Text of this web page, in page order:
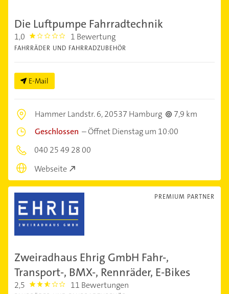
Die Luftpumpe Fahrradtechnik
1,0 1.0 1 Bewertung
FAHRRÄDER UND FAHRRADZUBEHÖR
E-Mail
Hammer Landstr. 6,20537 Hamburg
7,9 km
Geschlossen –Öffnet Dienstag um 10:00
040 25 49 28 00
Webseite
PREMIUM PARTNER
Zweiradhaus Ehrig GmbH Fahr-,
Transport-, BMX-, Rennräder, E-Bikes
2,5 2.5 11 Bewertungen